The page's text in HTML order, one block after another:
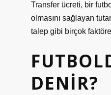
Transfer ücreti, bir
olmasını sağlayan
talep gibi birçok faktöre
DENIR?